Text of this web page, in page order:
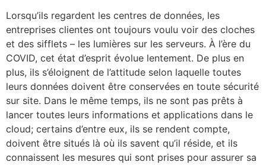
Lorsqu’ils regardent les centres de données, les
entreprises clientes ont toujours voulu voir des cloches
et des sifflets – les lumières sur les serveurs. À l’ère du
COVID, cet état d’esprit évolue lentement. De plus en
plus, ils s’éloignent de l’attitude selon laquelle toutes
leurs données doivent être conservées en toute sécurité
sur site. Dans le même temps, ils ne sont pas prêts à
lancer toutes leurs informations et applications dans le
cloud; certains d’entre eux, ils se rendent compte,
doivent être situés là où ils savent qu’il réside, et ils
connaissent les mesures qui sont prises pour assurer sa